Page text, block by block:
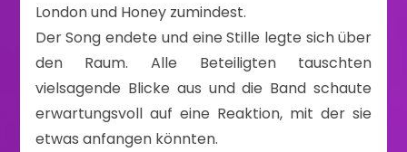
London und Honey zumindest.
Der Song endete und eine Stille legte sich über
den Raum. Alle Beteiligten tauschten
vielsagende Blicke aus und die Band schaute
erwartungsvoll auf eine Reaktion, mit der sie
etwas anfangen könnten.